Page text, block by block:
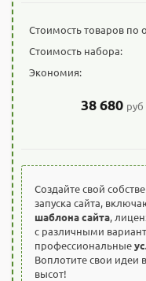
Стоимость товаров по
Стоимость набора:
Экономия:
38 680 руб
Создайте свой
запуска сайта,
шаблона сайта,
с различными
профессиональные
Воплотите свои идеи
высот!